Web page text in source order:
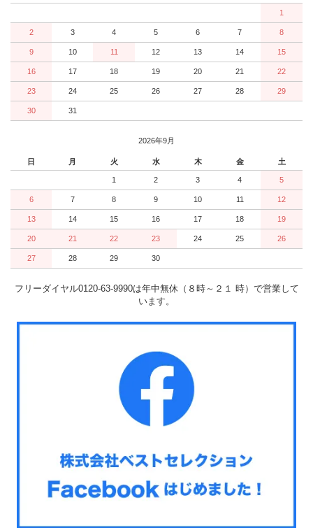
1
2 3 4 5 6 7 8
9 10 11 12 13 14 15
16 17 18 19 20 21 22
23 24 25 26 27 28 29
30 31
2026年9月
日 月 火 水 木 金 土
1 2 3 4 5
6 7 8 9 10 11 12
13 14 15 16 17 18 19
20 21 22 23 24 25 26
27 28 29 30
フリーダイヤル0120-63-9990は年中無休（８時～２１ 時）で営業して
います。